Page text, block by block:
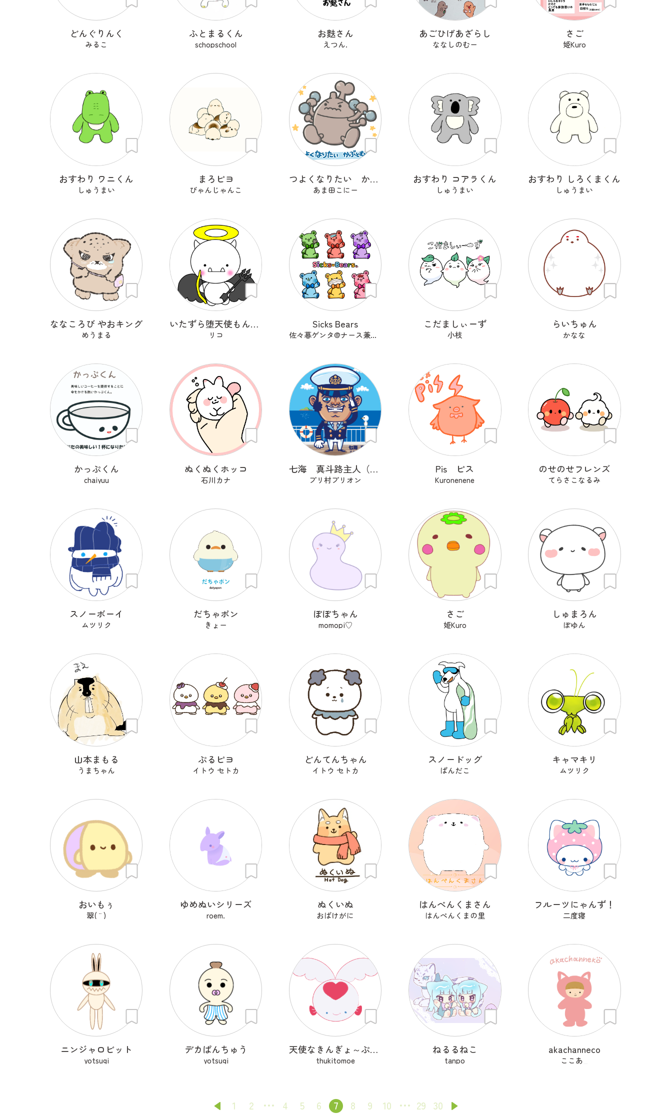
どんぐりんく
みるこ
ふとまるくん
schopschool
お麩さん
えつん.
あごひげあざらし
ななしのむー
さご
姫Kuro
おすわり ワニくん
しゅうまい
まろピヨ
びゃんじゃんこ
つよくなりたい かぶとむし
あま田こにー
おすわり コアラくん
しゅうまい
おすわり しろくまくん
しゅうまい
ななころび やおキング
めうまる
いたずら堕天使もんもん
リコ
Sicks Bears
佐々暮ゲンタ@ナース兼描き
こだましぃーず
小枝
らいちゅん
かなな
かっぷくん
chaiyuu
ぬくぬくホッコ
石川カナ
七海 真斗路主人（ナナミ マドロス）
プリ村プリオン
Pis ピス
Kuronenene
のせのせフレンズ
てらさこなるみ
スノーボーイ
ムツリク
だちゃポン
きょー
ぽぽちゃん
momopi♡
さご
姫Kuro
しゅまろん
ぽゆん
山本まもる
うまちゃん
ぷるピヨ
イトウ セトカ
どんてんちゃん
イトウ セトカ
スノードッグ
ぱんだこ
キャマキリ
ムツリク
おいもぅ
翠( ¨̮ )
ゆめぬいシリーズ
roem.
ぬくいぬ
おばけがに
はんぺんくまさん
はんぺんくまの里
フルーツにゃんず！
二度寝
ニンジャロビット
yotsugi
デカぱんちゅう
yotsugi
天使なきんぎょ～ぷくぱたぷう
thukitomoe
ねるるねこ
tanpo
akachanneco
ここあ_
1 2 4 5 6 7 8 9 10 29 30